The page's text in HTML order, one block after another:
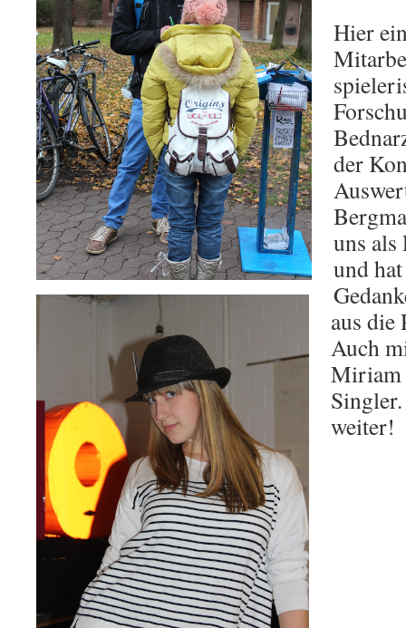
Hier
der
uns als
und
aus die
Auch
Miriam
weiter!